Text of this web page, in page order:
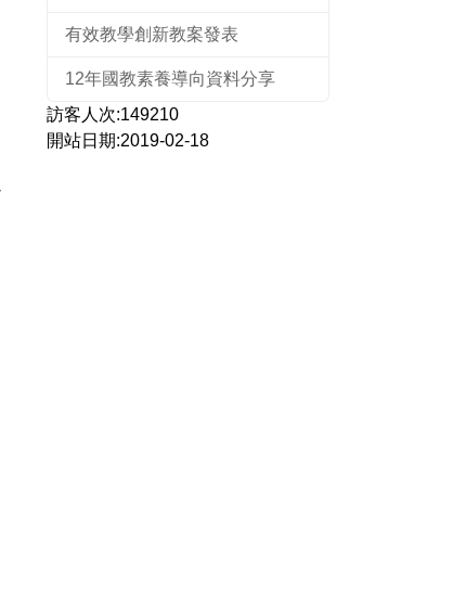
有效教學創新教案發表
12年國教素養導向資料分享
訪客人次:149210
開站日期:2019-02-18